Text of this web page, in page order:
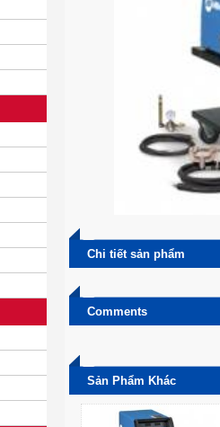
Chi tiết sản phẩm
Comments
Sản Phẩm Khác